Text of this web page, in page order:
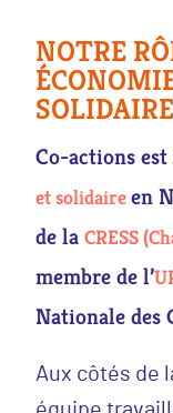
NOTRE
SOLIDAIRE
Co-actions
et solidaireen
de laCRESS
membre de l’
Nationale des
Aux côtés de